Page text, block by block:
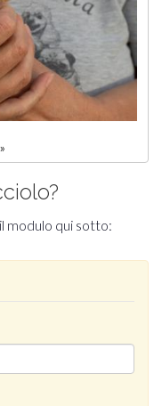
modulo qui sotto: